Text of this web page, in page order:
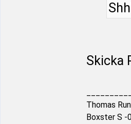
Skicka
Thomas
Boxster S -